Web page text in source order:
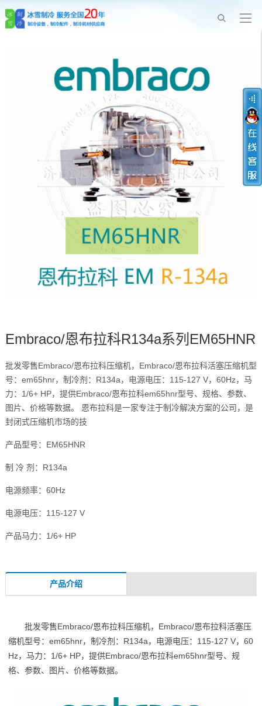
Embraco/恩布拉科R134a系列EM65HNR
批发零售Embraco/恩布拉科压缩机，Embraco/恩布拉科活塞压缩机型
号：em65hnr，制冷剂：R134a，电源电压：115-127 V，60Hz，马
力：1/6+ HP，提供Embraco/恩布拉科em65hnr型号、规格、参数、
图片、价格等数据。 恩布拉科是一家专注于制冷解决方案的公司，是
封闭式压缩机市场的技
产品型号：EM65HNR
制 冷 剂：R134a
电源频率：60Hz
电源电压：115-127 V
产品马力：1/6+ HP
产品介绍
批发零售Embraco/恩布拉科压缩机，Embraco/恩布拉科活塞压
缩机型号：em65hnr，制冷剂：R134a，电源电压：115-127 V，60
Hz，马力：1/6+ HP，提供Embraco/恩布拉科em65hnr型号、规
格、参数、图片、价格等数据。